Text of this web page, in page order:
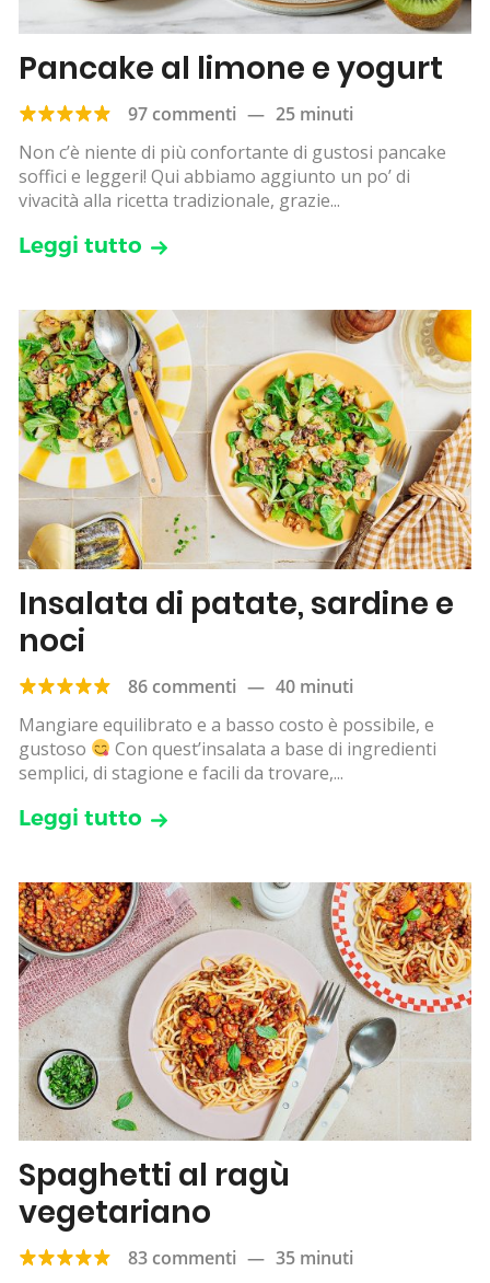
Pancake al limone e yogurt
97 commenti — 25 minuti
Non c’è niente di più confortante di gustosi pancake
soffici e leggeri! Qui abbiamo aggiunto un po’ di
vivacità alla ricetta tradizionale, grazie...
Leggi tutto
Insalata di patate, sardine e
noci
86 commenti — 40 minuti
Mangiare equilibrato e a basso costo è possibile, e
gustoso
Con quest’insalata a base di ingredienti
semplici, di stagione e facili da trovare,...
Leggi tutto
Spaghetti al ragù
vegetariano
83 commenti — 35 minuti